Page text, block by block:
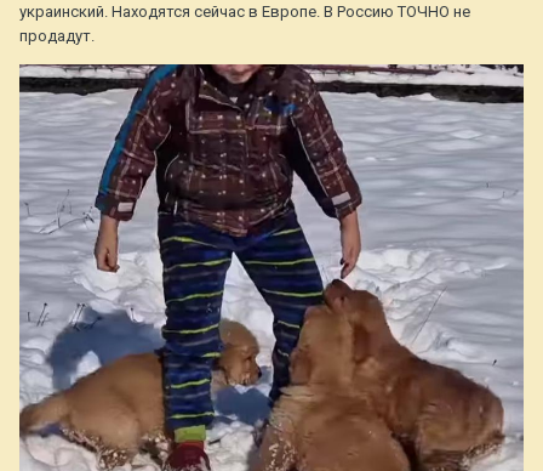
украинский. Находятся сейчас в Европе. В Россию ТОЧНО не
продадут.